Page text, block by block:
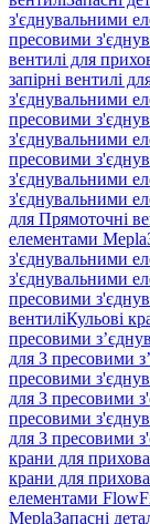
з'єднувальними
пресовими
вентилі для
запірні вентилі
з'єднувальними
пресовими
з'єднувальними
пресовими
з'єднувальними
з'єднувальними
для Прямоточні
елементами Mepla
з'єднувальними
з'єднувальними
пресовими
вентиліКульові
пресовими
для З пресовими
пресовими
для З пресовими
пресовими
для З пресовими
крани для
крани для
елементами
MeplaЗапасні